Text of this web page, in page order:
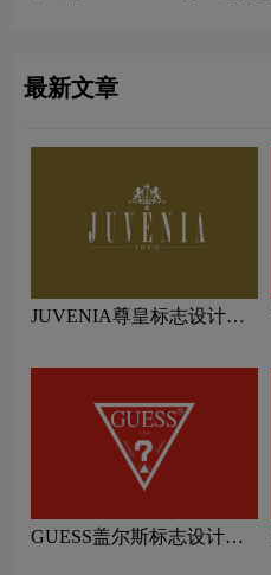
最新文章
JUVENIA尊皇标志设计含
GUESS盖尔斯标志设计含